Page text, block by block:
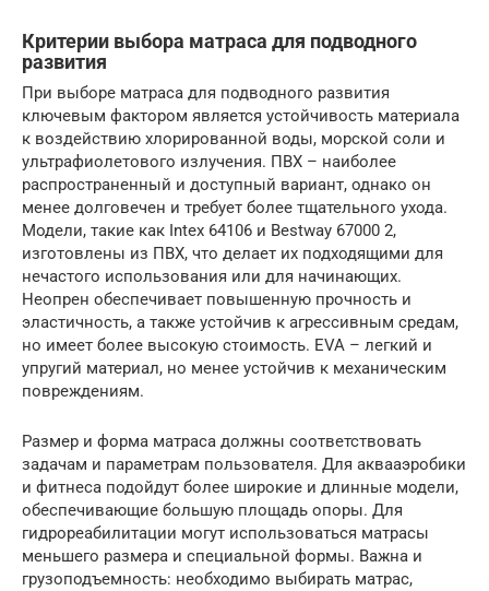
Критерии выбора матраса для подводного
развития
При выборе матраса для подводного развития
ключевым фактором является устойчивость материала
к воздействию хлорированной воды, морской соли и
ультрафиолетового излучения. ПВХ – наиболее
распространенный и доступный вариант, однако он
менее долговечен и требует более тщательного ухода.
Модели, такие как Intex 64106 и Bestway 67000 2,
изготовлены из ПВХ, что делает их подходящими для
нечастого использования или для начинающих.
Неопрен обеспечивает повышенную прочность и
эластичность, а также устойчив к агрессивным средам,
но имеет более высокую стоимость. EVA – легкий и
упругий материал, но менее устойчив к механическим
повреждениям.
Размер и форма матраса должны соответствовать
задачам и параметрам пользователя. Для аквааэробики
и фитнеса подойдут более широкие и длинные модели,
обеспечивающие большую площадь опоры. Для
гидрореабилитации могут использоваться матрасы
меньшего размера и специальной формы. Важна и
грузоподъемность: необходимо выбирать матрас,